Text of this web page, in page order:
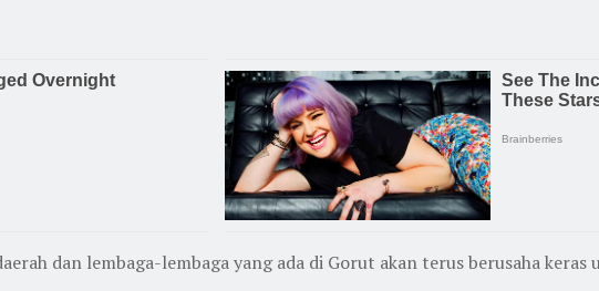
dan lembaga-lembaga yang ada di Gorut akan terus berusaha